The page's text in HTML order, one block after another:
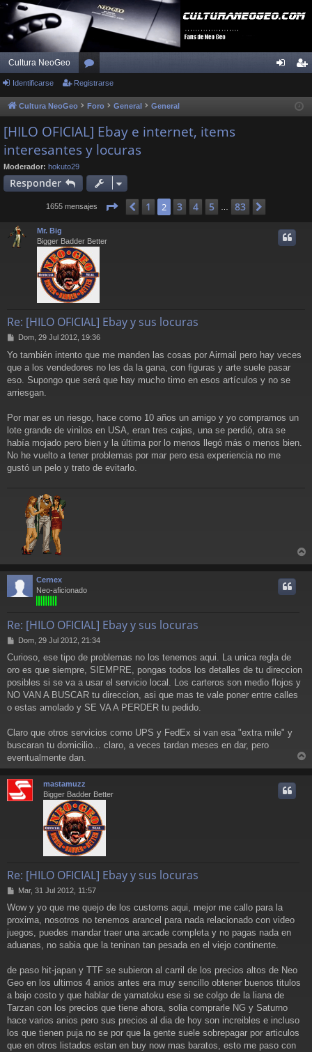
Cultura NeoGeo
or
os ist
Identificarse Registrarse
Cultura NeoGeo Foro General General
[HILO OFICIAL] Ebay e internet, items
interesantes y locuras
Moderador: hokuto29
Responder
1655 mensajes Página de 83
Anterior
1 2 3 4 5 … 83
Mr. Big
Bigger Badder Better
Re: [HILO OFICIAL] Ebay y sus locuras
M
n
s
a
Dom, 29 Jul 2012, 19:36
Yo también intento que me manden las cosas por Airmail pero hay veces
que a los vendedores no les da la gana, con figuras y arte suele pasar
eso. Supongo que será que hay mucho timo en esos artículos y no se
arriesgan.
Por mar es un riesgo, hace como 10 años un amigo y yo compramos un
lote grande de vinilos en USA, eran tres cajas, una se perdió, otra se
había mojado pero bien y la última por lo menos llegó más o menos bien.
No he vuelto a tener problemas por mar pero esa experiencia no me
gustó un pelo y trato de evitarlo.
r
Cernex
Neo-aficionado
Re: [HILO OFICIAL] Ebay y sus locuras
M
n
s
a
j
Dom, 29 Jul 2012, 21:34
Curioso, ese tipo de problemas no los tenemos aqui. La unica regla de
oro es que siempre, SIEMPRE, pongas todos los detalles de tu direccion
posibles si se va a usar el servicio local. Los carteros son medio flojos y
NO VAN A BUSCAR tu direccion, asi que mas te vale poner entre calles
o estas amolado y SE VA A PERDER tu pedido.
Claro que otros servicios como UPS y FedEx si van esa "extra mile" y
buscaran tu domicilio... claro, a veces tardan meses en dar, pero
eventualmente dan.
r
mastamuzz
Bigger Badder Better
Re: [HILO OFICIAL] Ebay y sus locuras
M
n
s
a
j
Mar, 31 Jul 2012, 11:57
Wow y yo que me quejo de los customs aqui, mejor me callo para la
proxima, nosotros no tenemos arancel para nada relacionado con video
juegos, puedes mandar traer una arcade completa y no pagas nada en
aduanas, no sabia que la teninan tan pesada en el viejo continente.
de paso hit-japan y TTF se subieron al carril de los precios altos de Neo
Geo en los ultimos 4 anios antes era muy sencillo obtener buenos titulos
a bajo costo y que hablar de yamatoku ese si se colgo de la liana de
Tarzan con los precios que tiene ahora, solia comprarle NG y Saturno
hace varios anios pero sus precios al dia de hoy son increibles e incluso
los que tienen puja no se por que la gente suele sobrepagar por articulos
que en otros listados estan en buy now mas baratos, esto me paso con